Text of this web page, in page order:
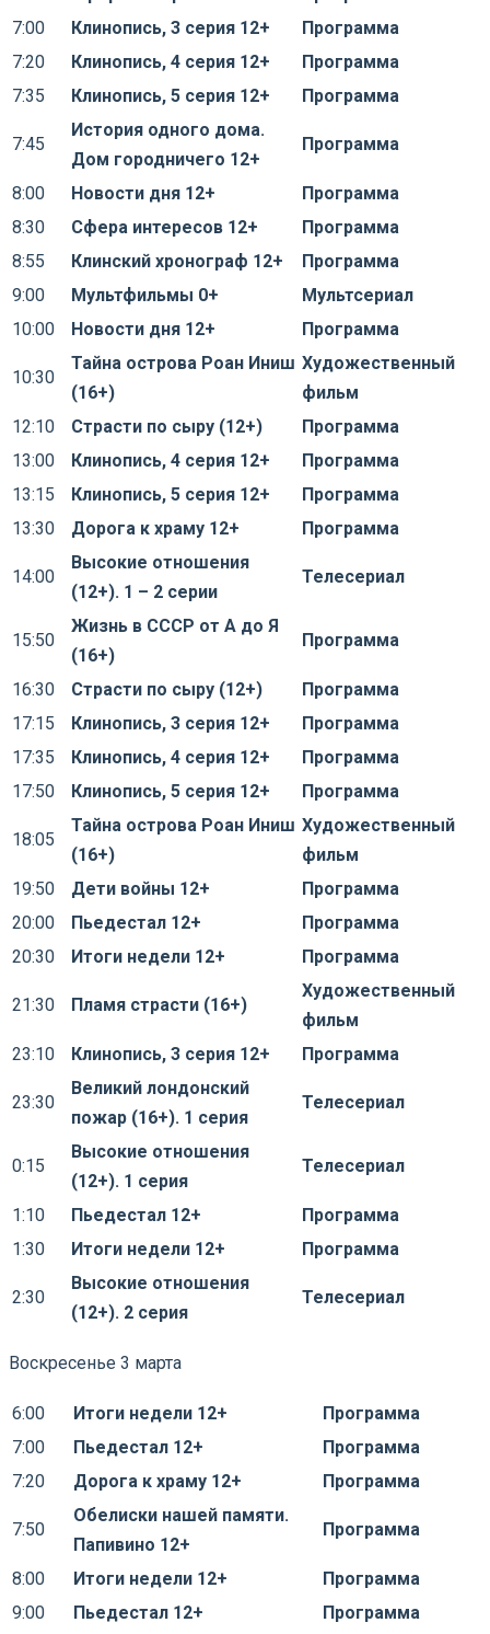
7:00
Клинопись, 3 серия 12+
Программа
7:20
Клинопись, 4 серия 12+
Программа
7:35
Клинопись, 5 серия 12+ Программа
7:45
История одного дома.
Дом городничего 12+
Программа
8:00 Новости дня 12+
Программа
8:30
Сфера интересов 12+
Программа
8:55
Клинский хронограф 12+
Программа
9:00
Мультфильмы 0+
Мультсериал
10:00
Новости дня 12+ Программа
10:30
Тайна острова Роан Иниш
(16+)
Художественный
фильм
12:10
Страсти по сыру (12+)
Программа
13:00
Клинопись, 4 серия 12+
Программа
13:15
Клинопись, 5 серия 12+
Программа
13:30
Дорога к храму 12+ Программа
14:00
Высокие отношения
(12+). 1 – 2 серии
Телесериал
15:50
Жизнь в СССР от А до Я
(16+)
Программа
16:30 Страсти по сыру (12+)
Программа
17:15
Клинопись, 3 серия 12+
Программа
17:35
Клинопись, 4 серия 12+
Программа
17:50
Клинопись, 5 серия 12+ Программа
18:05
Тайна острова Роан Иниш
(16+)
Художественный
фильм
19:50
Дети войны 12+
Программа
20:00
Пьедестал 12+
Программа
20:30
Итоги недели 12+ Программа
21:30 Пламя страсти (16+)
Художественный
фильм
23:10
Клинопись, 3 серия 12+ Программа
23:30
Великий лондонский
пожар (16+). 1 серия
Телесериал
0:15
Высокие отношения
(12+). 1 серия
Телесериал
1:10 Пьедестал 12+
Программа
1:30
Итоги недели 12+ Программа
2:30
Высокие отношения
(12+). 2 серия
Телесериал
Воскресенье 3 марта
6:00 Итоги недели 12+
Программа
7:00
Пьедестал 12+
Программа
7:20
Дорога к храму 12+ Программа
7:50
Обелиски нашей памяти.
Папивино 12+
Программа
8:00 Итоги недели 12+
Программа
9:00
Пьедестал 12+
Программа